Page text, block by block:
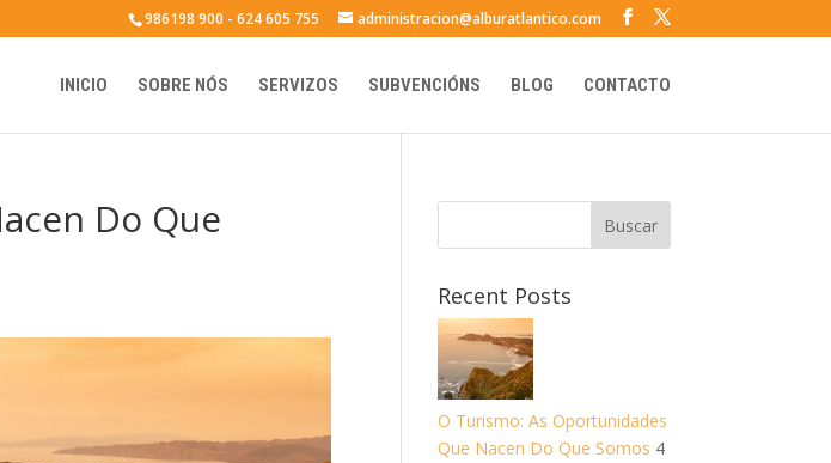
986198 900 - 624 605 755 administracion@alburatlantico.com
INICIO SOBRE NÓS SERVIZOS SUBVENCIÓNS BLOG CONTACTO
Do Que
Recent Posts
O Turismo: As Oportunidades
Que Nacen Do Que Somos 4